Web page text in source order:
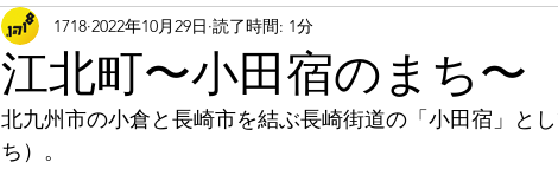
埼玉県 千葉県 東京都
岐阜県 静岡県 愛知県 三重県 滋賀県
江北町〜小田宿のまち〜
1718 2022年10月29日 読了時間: 1分
北九州市の小倉と長崎市を結ぶ長崎街道の「小田宿」と
ち）。